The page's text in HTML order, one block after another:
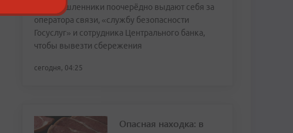
Злоумышленники поочерёдно выдают себя за
оператора связи, «службу безопасности
Госуслуг» и сотрудника Центрального банка,
чтобы вывезти сбережения
сегодня, 04:25
Опасная находка: в